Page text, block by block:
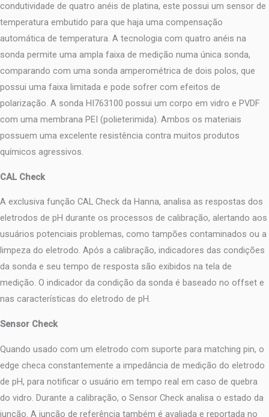
condutividade de quatro anéis de platina, este possui um sensor de
temperatura embutido para que haja uma compensação
automática de temperatura. A tecnologia com quatro anéis na
sonda permite uma ampla faixa de medição numa única sonda,
comparando com uma sonda amperométrica de dois polos, que
possui uma faixa limitada e pode sofrer com efeitos de
polarização. A sonda HI763100 possui um corpo em vidro e PVDF
com uma membrana PEI (polieterimida). Ambos os materiais
possuem uma excelente resistência contra muitos produtos
químicos agressivos.
CAL Check
A exclusiva função CAL Check da Hanna, analisa as respostas dos
eletrodos de pH durante os processos de calibração, alertando aos
usuários potenciais problemas, como tampões contaminados ou a
limpeza do eletrodo. Após a calibração, indicadores das condições
da sonda e seu tempo de resposta são exibidos na tela de
medição. O indicador da condição da sonda é baseado no offset e
nas características do eletrodo de pH.
Sensor Check
Quando usado com um eletrodo com suporte para matching pin, o
edge checa constantemente a impedância de medição do eletrodo
de pH, para notificar o usuário em tempo real em caso de quebra
do vidro. Durante a calibração, o Sensor Check analisa o estado da
junção. A junção de referência também é avaliada e reportada no